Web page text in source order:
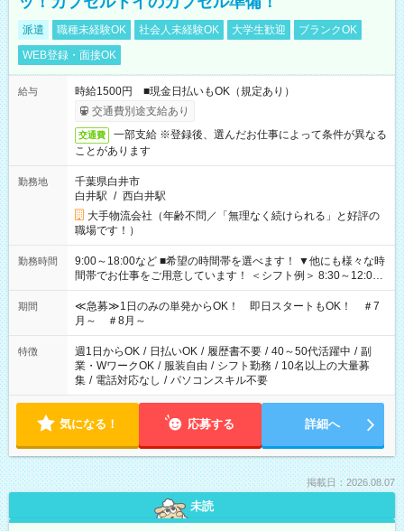
派遣 職種未経験OK 社会人未経験OK 大学生歓迎
ブランクOK
WEB登録・面接OK
給与
時給1500円 ■現金日払いもOK（規定あり）
交通費別途支給あり
交通費
一部支給 ※登録後、選んだお仕事によって条件が異なる
ことがあります
勤務地
千葉県白井市
白井駅 / 西白井駅
大手物流会社（年齢不問／「無理なく続けられる」と好評の
職場です！）
勤務時間
9:00～18:00など ■希望の時間帯を選べます！ ▼他にも様々な時
間帯でお仕事をご用意しています！ ＜シフト例＞ 8:30～12:00
17:00～22:00 13:00～22:00 22:00～翌6:00 など
期間
≪急募≫1日のみの単発からOK！ 即日スタートもOK！ ＃7
月～ ＃8月～
特徴 週1日からOK / 日払いOK / 履歴書不要 / 40～50代活躍中 / 副
業・WワークOK / 服装自由 / シフト勤務 / 10名以上の大量募
集 / 電話対応なし / パソコンスキル不要
気になる！ 応募する 詳細へ
掲載日：2026.08.07
未読